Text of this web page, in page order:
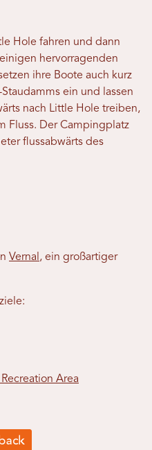
Hole fahren und dann
hervorragenden
ihre Boote auch kurz
ein und lassen
nach Little Hole treiben,
Fluss. Der Campingplatz
flussabwärts des
Vernal , ein großartiger
Area